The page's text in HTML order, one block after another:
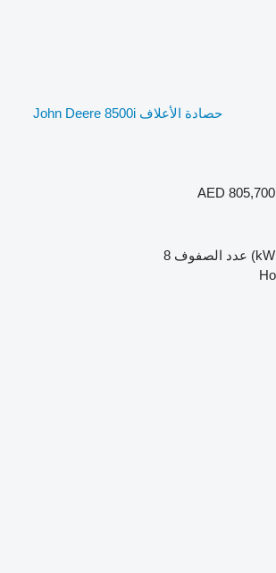
حصادة الأعلاف John Deere 8500i
AED 805,700
عدد الصفوف 8